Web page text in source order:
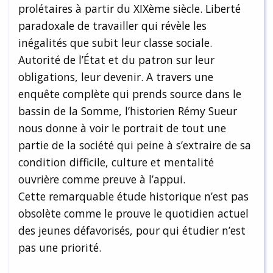
prolétaires à partir du XIXème siècle. Liberté
paradoxale de travailler qui révèle les
inégalités que subit leur classe sociale.
Autorité de l’État et du patron sur leur
obligations, leur devenir. A travers une
enquête complète qui prends source dans le
bassin de la Somme, l’historien Rémy Sueur
nous donne à voir le portrait de tout une
partie de la société qui peine à s’extraire de sa
condition difficile, culture et mentalité
ouvrière comme preuve à l’appui.
Cette remarquable étude historique n’est pas
obsolète comme le prouve le quotidien actuel
des jeunes défavorisés, pour qui étudier n’est
pas une priorité.